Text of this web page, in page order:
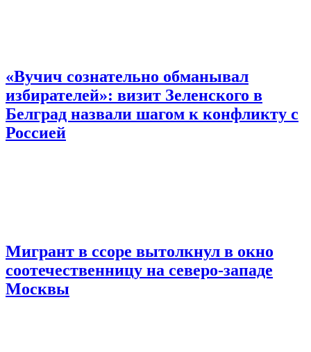
«Вучич сознательно обманывал
избирателей»: визит Зеленского в
Белград назвали шагом к конфликту с
Россией
Мигрант в ссоре вытолкнул в окно
соотечественницу на северо-западе
Москвы